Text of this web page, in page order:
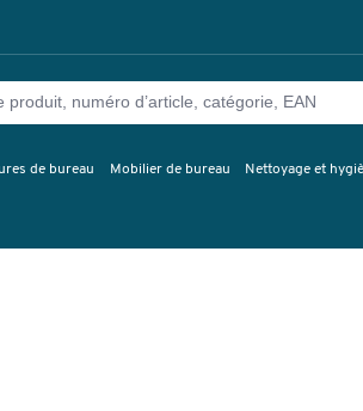
de bureau Mobilier de bureau Nettoyage et